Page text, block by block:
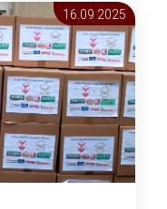
16.09 2025